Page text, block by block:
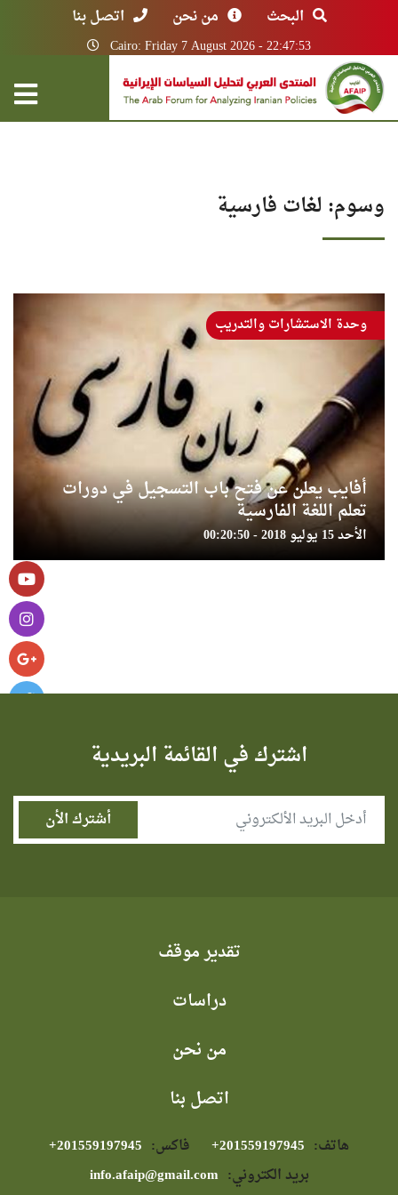
البحث من نحن اتصل بنا
Cairo: Friday 7 August 2026 - 22:47:53
وسوم: لغات فارسية
أفايب يعلن عن فتح باب التسجيل في دورات
تعلم اللغة الفارسية
الأحد 15 يوليو 2018 - 00:20:50
وحدة الاستشارات والتدريب
اشترك في القائمة البريدية
تقدير موقف
دراسات
من نحن
اتصل بنا
هاتف: فاكس:
بريد الكتروني: info.afaip@gmail.com